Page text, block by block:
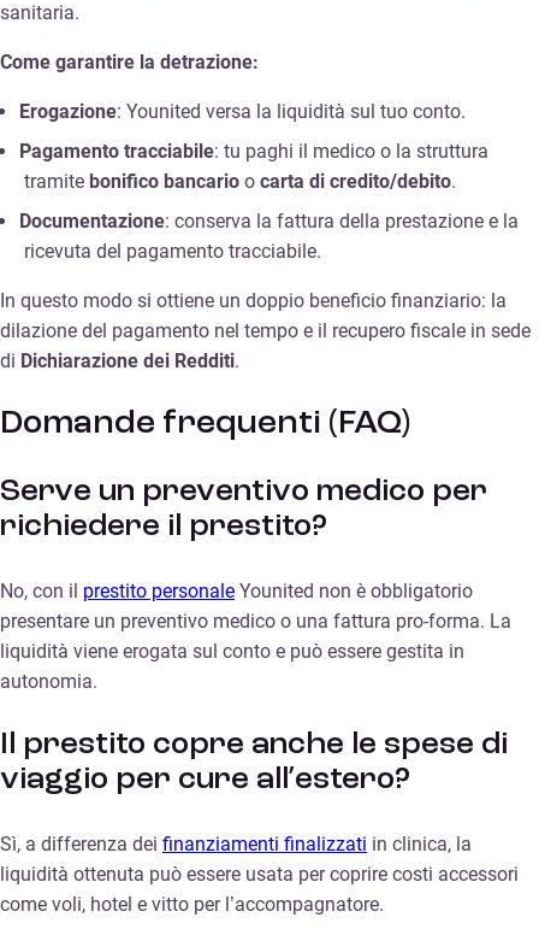
sanitaria.
Come garantire la detrazione:
Erogazione: Younited versa la liquidità sul tuo conto.
Pagamento tracciabile: tu paghi il medico o la struttura
tramite bonifico bancario o carta di credito/debito.
Documentazione: conserva la fattura della prestazione e la
ricevuta del pagamento tracciabile.
In questo modo si ottiene un doppio beneficio finanziario: la
dilazione del pagamento nel tempo e il recupero fiscale in sede
di Dichiarazione dei Redditi.
Domande frequenti (FAQ)
Serve un preventivo medico per
richiedere il prestito?
No, con il prestito personale Younited non è obbligatorio
presentare un preventivo medico o una fattura pro-forma. La
liquidità viene erogata sul conto e può essere gestita in
autonomia.
Il prestito copre anche le spese di
viaggio per cure all’estero?
Sì, a differenza dei finanziamenti finalizzati in clinica, la
liquidità ottenuta può essere usata per coprire costi accessori
come voli, hotel e vitto per l’accompagnatore.